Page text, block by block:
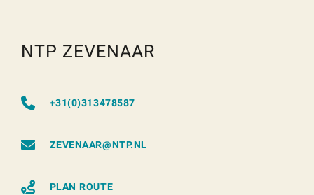
NTP ZEVENAAR
+31(0)313478587
ZEVENAAR@NTP.NL
PLAN ROUTE